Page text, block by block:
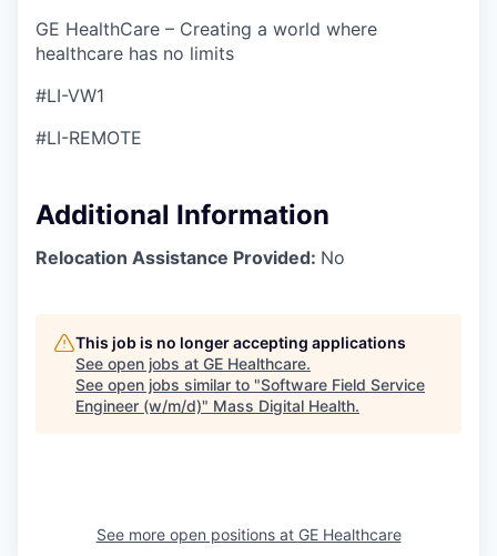
GE HealthCare – Creating a world where
healthcare has no limits
#LI-VW1
#LI-REMOTE
Additional Information
Relocation Assistance Provided: No
This job is no longer accepting applications
See open jobs at GE Healthcare.
See open jobs similar to "Software Field Service
Engineer (w/m/d)" Mass Digital Health.
See more open positions at GE Healthcare